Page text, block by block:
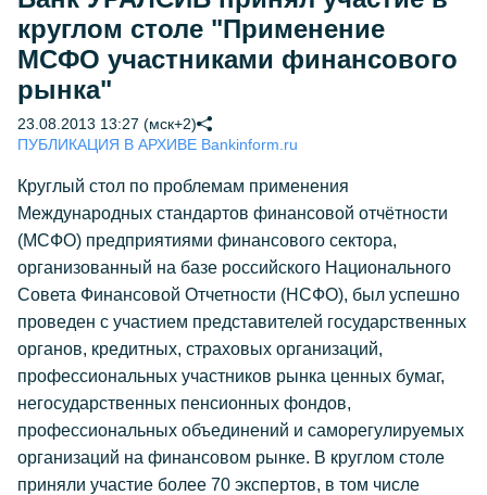
круглом столе "Применение
МСФО участниками финансового
рынка"
23.08.2013 13:27 (мск+2)
ПУБЛИКАЦИЯ В АРХИВЕ Bankinform.ru
Круглый стол по проблемам применения
Международных стандартов финансовой отчётности
(МСФО) предприятиями финансового сектора,
организованный на базе российского Национального
Совета Финансовой Отчетности (НСФО), был успешно
проведен с участием представителей государственных
органов, кредитных, страховых организаций,
профессиональных участников рынка ценных бумаг,
негосударственных пенсионных фондов,
профессиональных объединений и саморегулируемых
организаций на финансовом рынке. В круглом столе
приняли участие более 70 экспертов, в том числе